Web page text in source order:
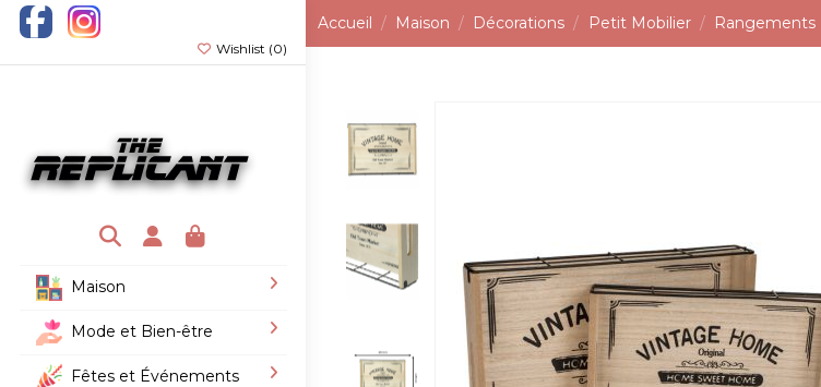
Wishlist (0)
Maison
Mode et Bien-être
Fêtes et Événements
Accueil Maison Décorations Petit Mobilier Rangements